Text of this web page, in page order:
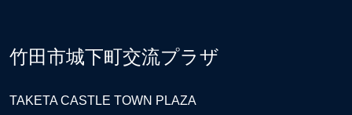
竹田市城下町交流プラザ
TAKETA CASTLE TOWN PLAZA